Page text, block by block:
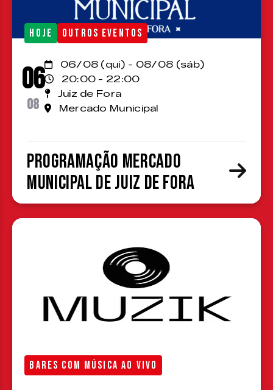
HOJE OUTROS EVENTOS
06
08
06/08 (qui) - 08/08 (sáb)
20:00 - 22:00
Juiz de Fora
Mercado Municipal
Programação Mercado
Municipal de Juiz de Fora
BARES COM MÚSICA AO VIVO